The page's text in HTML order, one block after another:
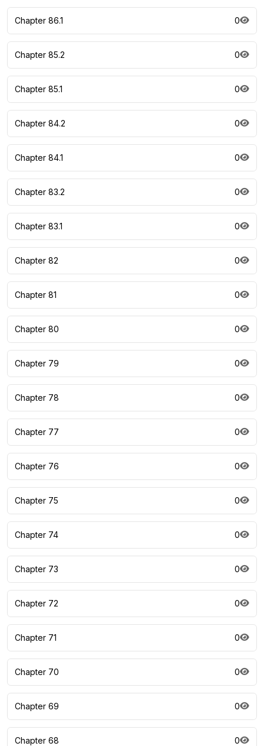
Chapter 86.1 0
Chapter 85.2 0
Chapter 85.1 0
Chapter 84.2 0
Chapter 84.1 0
Chapter 83.2 0
Chapter 83.1 0
Chapter 82 0
Chapter 81 0
Chapter 80 0
Chapter 79 0
Chapter 78 0
Chapter 77 0
Chapter 76 0
Chapter 75 0
Chapter 74 0
Chapter 73 0
Chapter 72 0
Chapter 71 0
Chapter 70 0
Chapter 69 0
Chapter 68 0